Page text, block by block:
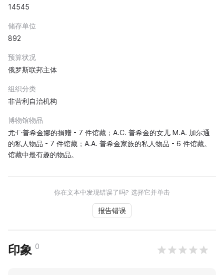
14545
储存单位
892
预算状况
俄罗斯联邦主体
组织分类
非营利自治机构
博物馆物品
尤·Г·普希金娜的捐赠 - 7 件馆藏；A.С. 普希金的女儿 M.А. 加尔通
的私人物品 - 7 件馆藏；A.А. 普希金家族的私人物品 - 6 件馆藏。
馆藏中最有趣的物品。
你在文本中发现错误了吗? 选择它并单击
报告错误
印象 0